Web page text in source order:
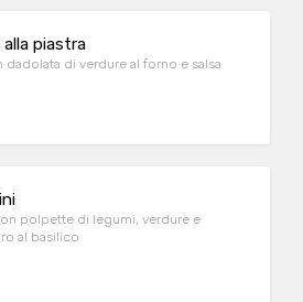
piastra
di verdure al forno e salsa
polpette di legumi, verdure e
al basilico